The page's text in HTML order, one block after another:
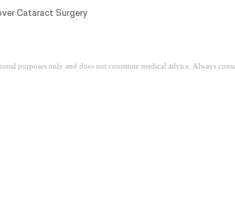
Cataract Surgery
purposes only and does not constitute medical advice. Always